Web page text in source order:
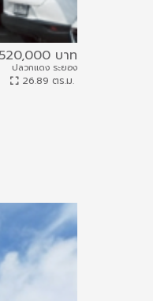
520,000 บาท
ปลวกแดง ระยอง
26.89 ตร.ม.